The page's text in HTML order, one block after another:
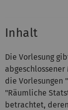
Inhalt
Die Vorlesung
die Vorlesungen
"Räumliche
betrachtet,